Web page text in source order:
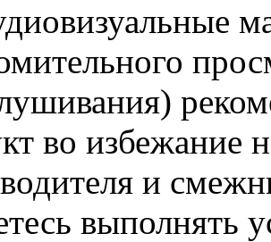
во избежание
и
выполнять